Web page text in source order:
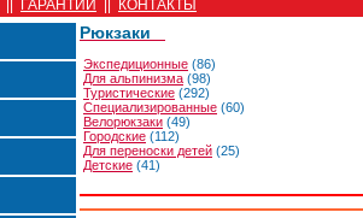
ГАРАНТИИ КОНТАКТЫ
Рюкзаки
Экспедиционные (86)
Для альпинизма (98)
Туристические (292)
Специализированные (60)
Велорюкзаки (49)
Городские (112)
Для переноски детей (25)
Детские (41)